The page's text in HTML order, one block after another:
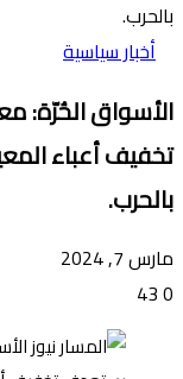
بالحرب.
أخبار سياسية
الأسواق الحُرّة:
تخفيف أعباء
بالحرب.
مارس 7, 2024
0